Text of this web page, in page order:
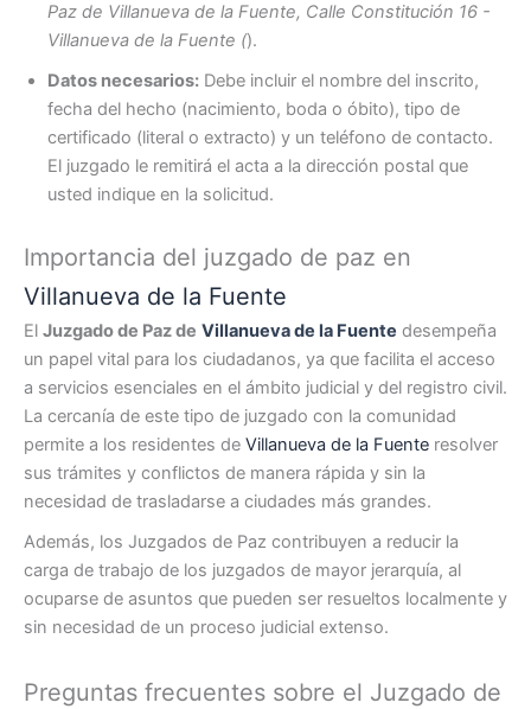
Paz de Villanueva de la Fuente, Calle Constitución 16 -
Villanueva de la Fuente ().
Datos necesarios: Debe incluir el nombre del inscrito,
fecha del hecho (nacimiento, boda o óbito), tipo de
certificado (literal o extracto) y un teléfono de contacto.
El juzgado le remitirá el acta a la dirección postal que
usted indique en la solicitud.
Importancia del juzgado de paz en
Villanueva de la Fuente
El Juzgado de Paz de Villanueva de la Fuente desempeña
un papel vital para los ciudadanos, ya que facilita el acceso
a servicios esenciales en el ámbito judicial y del registro civil.
La cercanía de este tipo de juzgado con la comunidad
permite a los residentes de Villanueva de la Fuente resolver
sus trámites y conflictos de manera rápida y sin la
necesidad de trasladarse a ciudades más grandes.
Además, los Juzgados de Paz contribuyen a reducir la
carga de trabajo de los juzgados de mayor jerarquía, al
ocuparse de asuntos que pueden ser resueltos localmente y
sin necesidad de un proceso judicial extenso.
Preguntas frecuentes sobre el Juzgado de